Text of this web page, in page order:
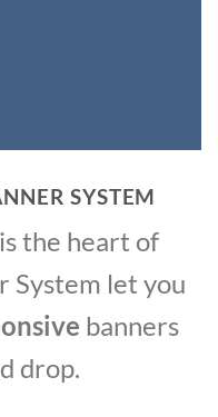
SYSTEM
the heart of
System let you
banners
drop.